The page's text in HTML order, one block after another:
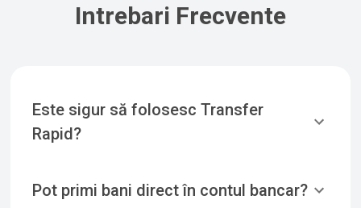
Intrebari Frecvente
Este sigur să folosesc Transfer
Rapid?
Pot primi bani direct în contul bancar?